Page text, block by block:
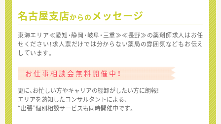
名古屋支店からの メッセージ
東海エリア≪愛知・静岡・岐阜・三重≫≪長野≫の薬剤師求人はお任
せください！求人票だけでは分からない薬局の雰囲気などもお伝え
しています。
お仕事相談会無料開催中！
更に、お忙しい方やキャリアの棚卸がしたい方に朗報!
エリアを熟知したコンサルタントによる、
“出張”個別相談サービスも同時開催中です。